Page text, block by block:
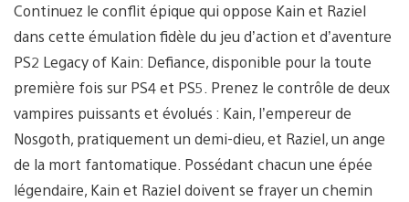
Continuez le conflit épique qui oppose Kain et Raziel
dans cette émulation fidèle du jeu d’action et d’aventure
PS2 Legacy of Kain: Defiance, disponible pour la toute
première fois sur PS4 et PS5. Prenez le contrôle de deux
vampires puissants et évolués : Kain, l’empereur de
Nosgoth, pratiquement un demi-dieu, et Raziel, un ange
de la mort fantomatique. Possédant chacun une épée
légendaire, Kain et Raziel doivent se frayer un chemin